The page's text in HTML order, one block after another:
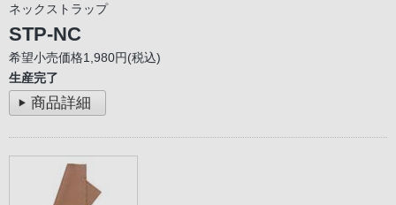
ネックストラップ
STP-NC
希望小売価格1,980円(税込)
生産完了
商品詳細